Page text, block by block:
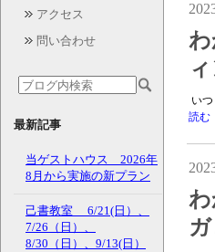
アクセス
問い合わせ
最新記事
当ゲストハウス 2026年
8月から実施の新プラン
己書教室 6/21(日）、
7/26（日）、
8/30（日）、9/13(日）
い
読む